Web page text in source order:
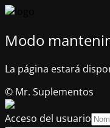
Modo
La página estará
© Mr. Suplementos
Acceso del usuario